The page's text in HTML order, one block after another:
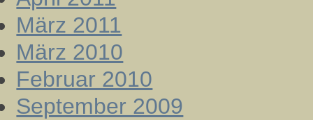
März 2011
März 2010
Februar 2010
September 2009